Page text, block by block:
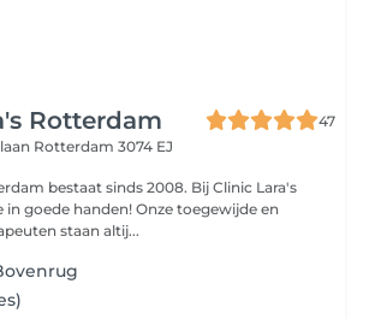
Rotterdam
47
Rotterdam 3074 EJ
bestaat sinds 2008. Bij Clinic Lara's
in goede handen! Onze toegewijde en
staan altij...